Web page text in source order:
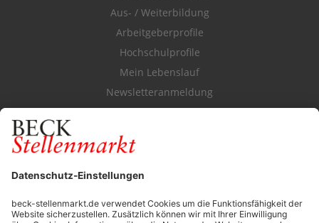
Aus- / Weiterbildung
Arbeitgeberprofile
Hochschulprofile
Mein Lebenslauf
Newsletteranmeldung
Durchsuchen Sie den Stellenkatalog
FÜR ARBEITGEBER
Stellenmarktpreise
Anzeigen-AGB
Media-Daten